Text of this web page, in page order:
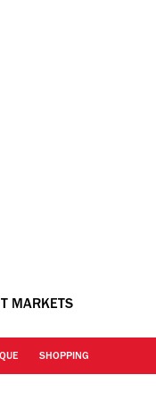
MARKETS
SHOPPING